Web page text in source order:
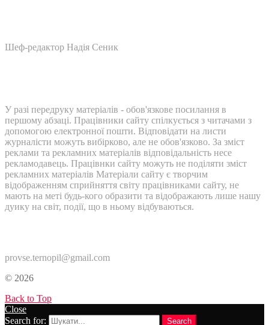
Шеф-редактор Надія Сеник
У разі передруку матеріалів - обов'язкове посилання в
першому абзаці. Працівники сайту спілкується з читачами з
допомогою електронної пошти. Відповідати на листи
журналісти можуть вибірково, але не обов'язково. За зміст
реклами та рекламних матеріалів відповідальність несе
рекламодавець. Працівнки сайту можуть не поділяти зміст
рекламних матеріалів Матеріали сайту є творчим
відображенням сприйняття світу працівниками сайту, не
мають на меті будь-кого образити та відображають лише нашу
дуику на світ, події, що в ньому відбуваються.
provse.ternopil@gmail.com
© 2026
Back to Top
Close
Search for:
Search